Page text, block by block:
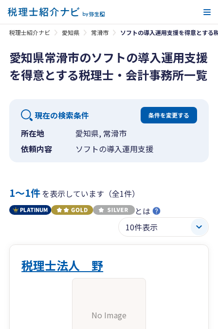
税理士紹介ナビ 愛知県 常滑市 ソフトの導入運用支援を得意とする
愛知県常滑市のソフトの導入運用支援
を得意とする税理士・会計事務所一覧
現在の検索条件 条件を変更する
所在地
愛知県, 常滑市
依頼内容
ソフトの導入運用支援
1〜1件を表示しています（全1件）
とは
税理士法人 野
No Image